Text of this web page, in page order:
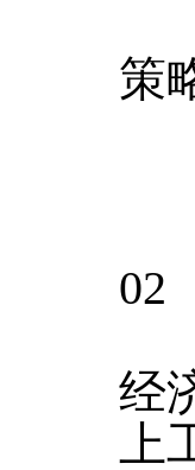
策
02
经
上